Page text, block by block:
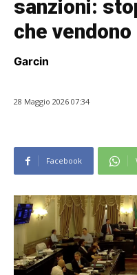
sanzioni:
che
Garcin
28 Maggio 2026 07:34
Facebook